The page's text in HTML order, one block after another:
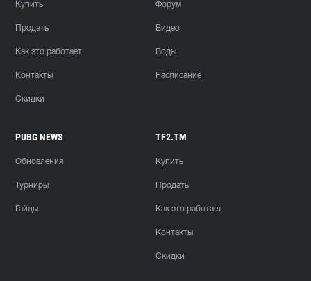
Купить
Продать
Как это работает
Контакты
Скидки
Форум
Видео
Воды
Расписание
PUBG NEWS
Обновления
Турниры
Гайды
TF2.TM
Купить
Продать
Как это работает
Контакты
Скидки